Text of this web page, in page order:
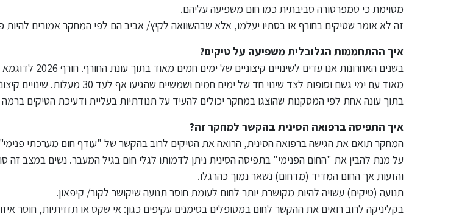
מסוימת כי טמפרטורה סביבתית כמו חום משפיעה עליהם.
זה לא אומר שטיקים בחורף או בסתיו יעלמו, אלא שבהשוואה לקיץ/ אביב הם לפי המחקר אמורים להיות
איך ההתחממות הגלובלית משפיעה על טיקים?
בשנים האחרונות אנו עדים
מאוד עם ימי גשם וסופות לצד שינוי חד של ימים חמים
בתוך עונה אחת לפי המסקנות שהוצגו במחקר יכולים להעיד על תנודתיות בעליית ודעיכת הטיקים ברמה
איך התפיסה ברפואה הסינית בהקשר למחקר זה?
המחקר תואם את הגישה ברפואה הסינית, הרואה את הטיקים לרוב בהקשר של "עודף חום מערכתי
על מנת להבין את "החום הפנימי" בתפיסה הסינית ניתן לדמותו לגלי חום בגיל המעבר. נשים במצב זה
והזעות אך החום המדיד (מדחום) נשאר נמוך כהרגלו.
תנועה (טיקים) עשויה להיות מקושרת יותר לחום לעומת חוסר תנועה שיקושר לקור/ קיפאון.
בקליניקה לרוב רואים את ההקשר לחום במטופלים בסימנים עקיפים כגון: אי שקט או תזזיתיות, חוסר
על המידה אינה מומלצת במקרים של
טיקים / תסמונת טורט והפרעת קשב
טורט"